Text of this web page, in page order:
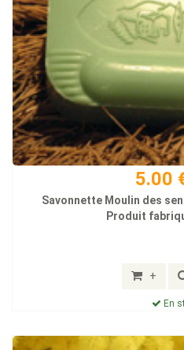
5.00
Savonnette Moulin des
Produit
+
En